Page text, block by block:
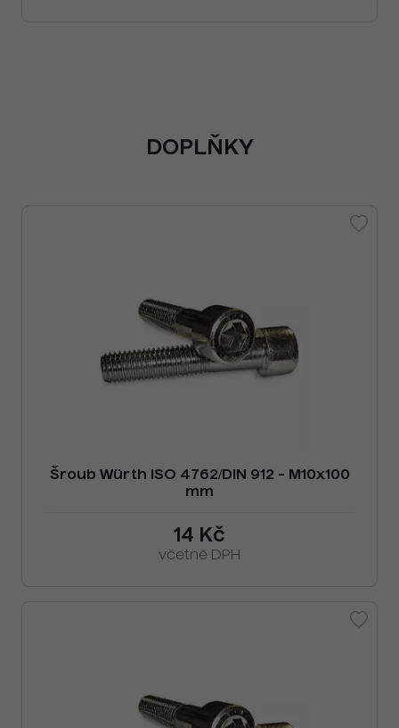
DOPLŇKY
Šroub Würth ISO 4762/DIN 912 - M10x100
mm
14 Kč
včetně DPH